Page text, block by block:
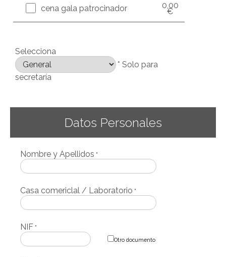
cena gala patrocinador 0,00
€
Selecciona
* Solo para
secretaría
Datos Personales
Nombre y Apellidos *
Casa comericlal / Laboratorio *
NIF *
Otro documento